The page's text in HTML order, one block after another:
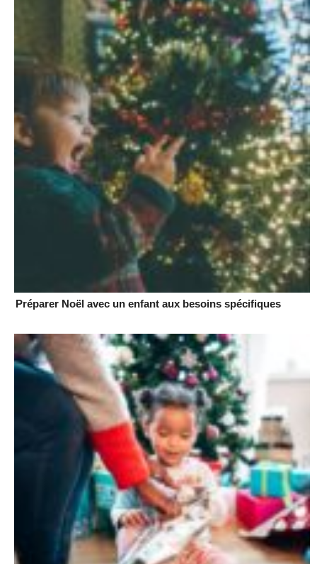
Préparer Noël avec un enfant aux besoins spécifiques